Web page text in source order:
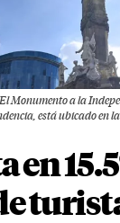
Monumento a la
está ubicado en
en